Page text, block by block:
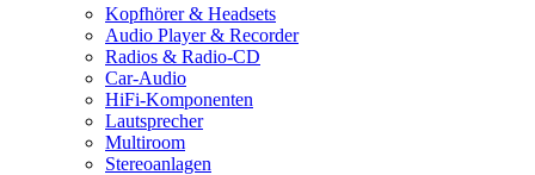
Kopfhörer & Headsets
Audio Player & Recorder
Radios & Radio-CD
Car-Audio
HiFi-Komponenten
Lautsprecher
Multiroom
Stereoanlagen